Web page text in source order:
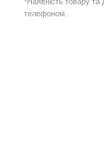
телефоном.